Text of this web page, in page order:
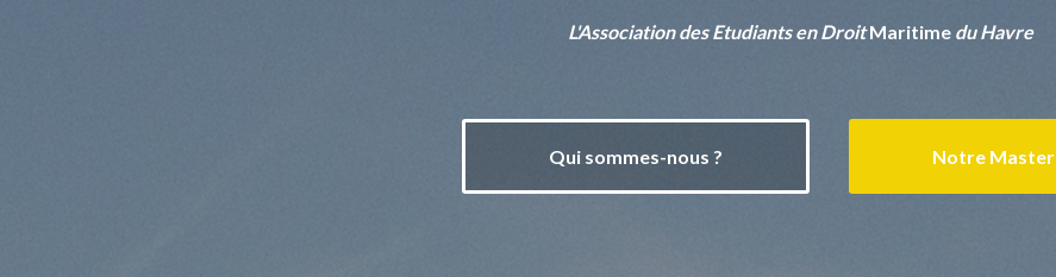
L'Association des Etudiants en DroitMaritimedu Havre
Qui sommes-nous ? Notre Master